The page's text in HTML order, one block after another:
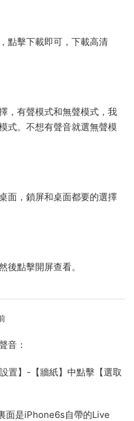
點擊下載即可，下載高清
，有聲模式和無聲模式，我
式。不想有聲音就選無聲模
面，鎖屏和桌面都要的選擇
後點擊開屏查看。
音：
置】-【牆紙】中點擊【選取
面是iPhone6s自帶的Live